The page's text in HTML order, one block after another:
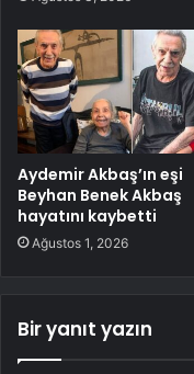
Aydemir Akbaş’ın eşi
Beyhan Benek Akbaş
hayatını kaybetti
Ağustos 1, 2026
Bir yanıt yazın